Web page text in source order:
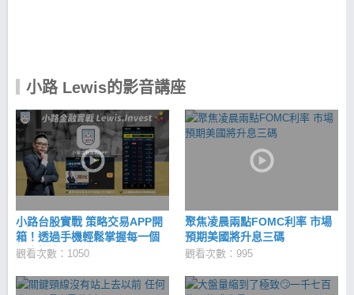
載 >> https://cmy.tw/00BKu8
小路 Lewis的影音講座
小路台股實戰 策略交易APP開
箱！透過手機輕鬆掌握每一個
投資機會！
觀看次數：1050
聚焦凌晨兩點FOMC利率 市場
預期美國將升息三碼
觀看次數：995